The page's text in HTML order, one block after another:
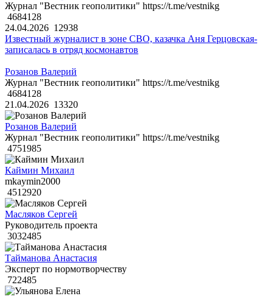
Журнал "Вестник геополитики" https://t.me/vestnikg
4684128
24.04.2026 12938
Известный журналист в зоне СВО, казачка Аня Герцовская-
записалась в отряд космонавтов
Розанов Валерий
Журнал "Вестник геополитики" https://t.me/vestnikg
4684128
21.04.2026 13320
Розанов Валерий
Журнал "Вестник геополитики" https://t.me/vestnikg
4751985
Каймин Михаил
mkaymin2000
4512920
Масляков Сергей
Руководитель проекта
3032485
Тайманова Анастасия
Эксперт по нормотворчеству
722485